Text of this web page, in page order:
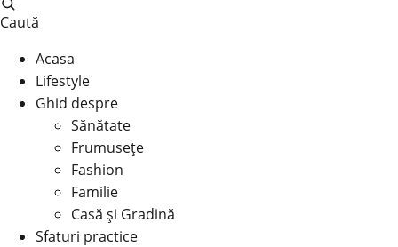
Caută
Acasa
Lifestyle
Ghid despre
Sănătate
Frumusețe
Fashion
Familie
Casă şi Gradină
Sfaturi practice